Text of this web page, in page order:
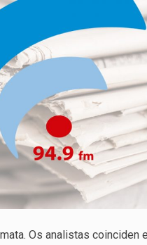
Os analistas coinciden